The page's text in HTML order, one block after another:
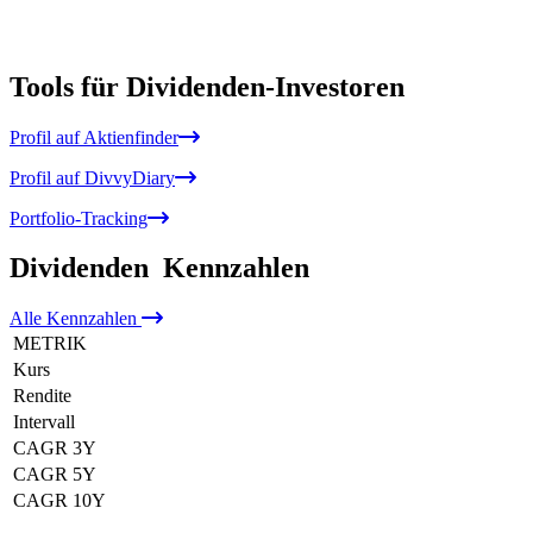
Tools für Dividenden-Investoren
Profil auf Aktienfinder
Profil auf DivvyDiary
Portfolio-Tracking
Dividenden Kennzahlen
Alle Kennzahlen
METRIK
Kurs
Rendite
Intervall
CAGR 3Y
CAGR 5Y
CAGR 10Y